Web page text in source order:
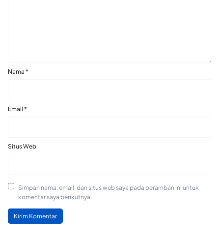
Nama *
Email *
Situs Web
Simpan nama, email, dan situs web saya pada peramban ini untuk
komentar saya berikutnya.